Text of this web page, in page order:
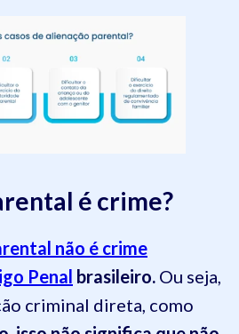
é crime?
não é crime
Penal brasileiro. Ou seja,
criminal direta, como